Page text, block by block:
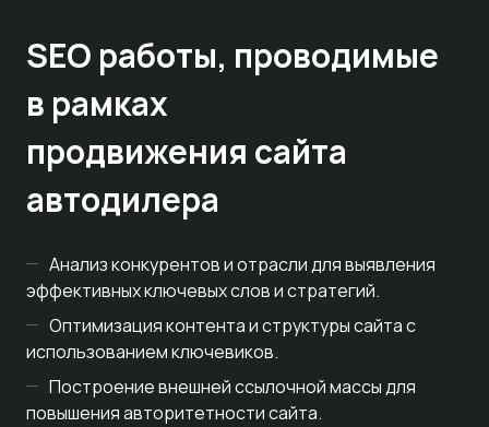
SEO работы, проводимые
в рамках
продвижения сайта
автодилера
Анализ конкурентов и отрасли для выявления
эффективных ключевых слов и стратегий.
Оптимизация контента и структуры сайта с
использованием ключевиков.
Построение внешней ссылочной массы для
повышения авторитетности сайта.